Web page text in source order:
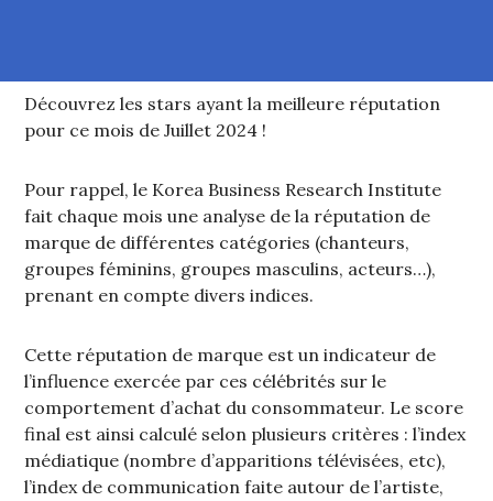
Découvrez les stars ayant la meilleure réputation
pour ce mois de Juillet 2024 !
Pour rappel, le Korea Business Research Institute
fait chaque mois une analyse de la réputation de
marque de différentes catégories (chanteurs,
groupes féminins, groupes masculins, acteurs…),
prenant en compte divers indices.
Cette réputation de marque est un indicateur de
l’influence exercée par ces célébrités sur le
comportement d’achat du consommateur. Le score
final est ainsi calculé selon plusieurs critères : l’index
médiatique (nombre d’apparitions télévisées, etc),
l’index de communication faite autour de l’artiste,